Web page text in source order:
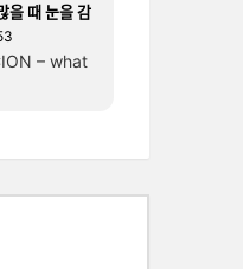
때 눈을 감
– what